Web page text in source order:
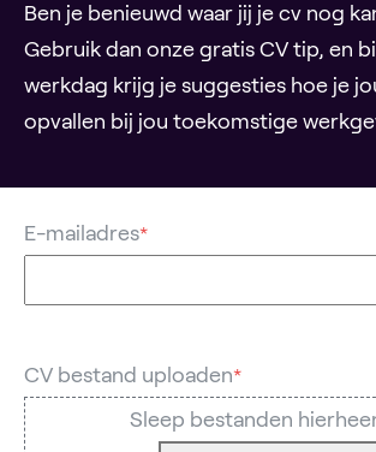
Ben je benieuwd waar jij je cv nog
Gebruik dan onze gratis CV tip, en
werkdag krijg je suggesties hoe je
opvallen bij jou toekomstige
E-mailadres*
CV bestand uploaden*
Sleep bestanden